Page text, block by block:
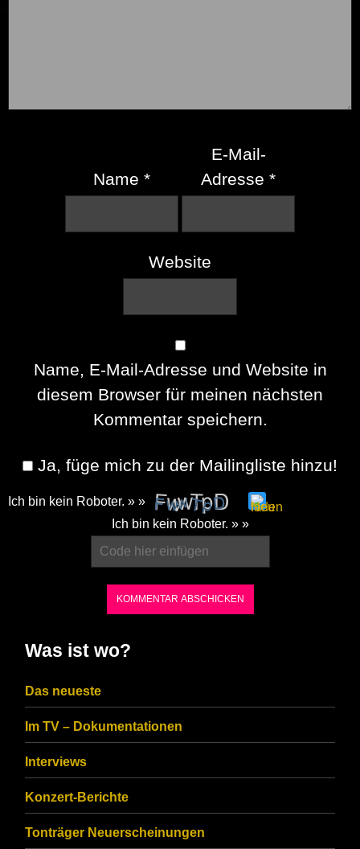
Name *
E-Mail-
Adresse*
Website
Name, E-Mail-Adresse und Website in
diesem Browser für meinen nächsten
Kommentar speichern.
Ja, füge mich zu der Mailingliste hinzu!
Ich bin kein Roboter. » »
CAPTCHA
ensure
that
you
are
human.
Ich bin kein Roboter. » »
Was ist wo?
Das neueste
Im TV – Dokumentationen
Interviews
Konzert-Berichte
Tonträger Neuerscheinungen